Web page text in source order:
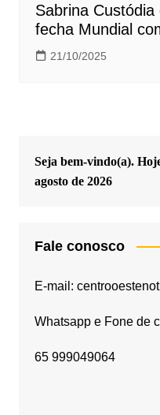
Sabrina
fecha Mundial
21/10/2025
Seja bem-vindo(a).
agosto de 2026
Fale conosco
E-mail:
Whatsapp e Fone de
65 999049064